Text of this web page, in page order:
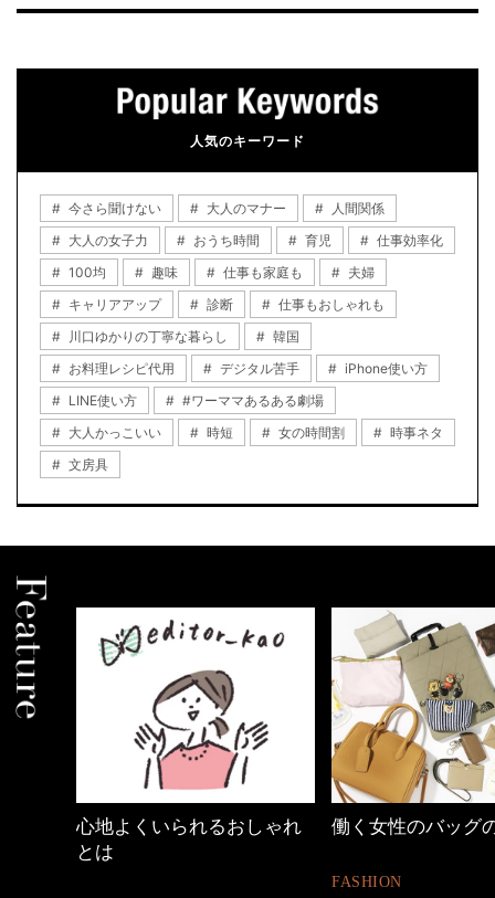
人気のキーワード
今さら聞けない 大人のマナー
人間関係
大人の女子力
おうち時間 育児
仕事効率化
100均
趣味 仕事も家庭も
夫婦
キャリアアップ
診断
仕事もおしゃれも
川口ゆかりの丁寧な暮らし
韓国
お料理レシピ代用
デジタル苦手
iPhone使い方
LINE使い方
#ワーママあるある劇場
大人かっこいい
時短 女の時間割
時事ネタ
文房具
心地よくいられるおしゃれ
とは
働く女性のバッグ
FASHION